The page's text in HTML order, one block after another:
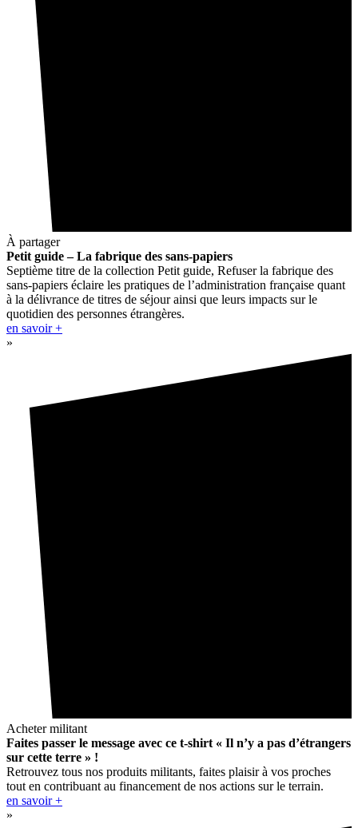
À partager
Petit guide – La fabrique des sans-papiers
Septième titre de la collection Petit guide, Refuser la fabrique des
sans-papiers éclaire les pratiques de l’administration française quant
à la délivrance de titres de séjour ainsi que leurs impacts sur le
quotidien des personnes étrangères.
en savoir +
»
Acheter militant
Faites passer le message avec ce t-shirt « Il n’y a pas d’étrangers
sur cette terre » !
Retrouvez tous nos produits militants, faites plaisir à vos proches
tout en contribuant au financement de nos actions sur le terrain.
en savoir +
»